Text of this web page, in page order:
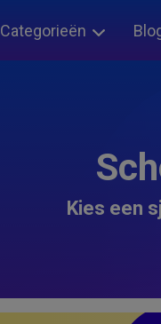
Categorieën
Kies een